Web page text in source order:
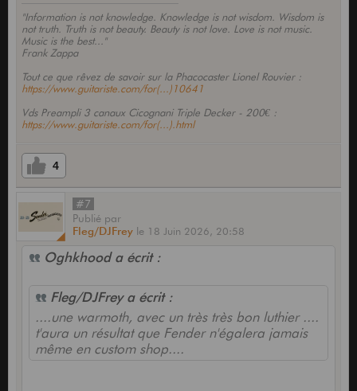
"Information is not knowledge. Knowledge is not wisdom. Wisdom is
not truth. Truth is not beauty. Beauty is not love. Love is not music.
Music is the best..."
Frank Zappa
Tout ce que rêvez de savoir sur la Phacocaster Lionel Rouvier :
https://www.guitariste.com/for(...)10641
Vds Preampli 3 canaux Cicognani Triple Decker - 200€ :
https://www.guitariste.com/for(...).html
4
#7
Publié par
Fleg/DJFrey le 18 Juin 2026, 20:58
Oghkhood a écrit :
Fleg/DJFrey a écrit :
....une warmoth, avec un très très bon luthier ....
t'aura un résultat que Fender n'égalera jamais
même en custom shop....